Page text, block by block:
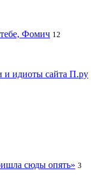
Фомич 12
и идиоты сайта П.ру
сюды опять» 3